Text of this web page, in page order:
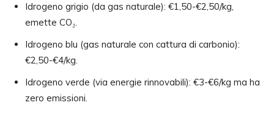
Idrogeno grigio (da gas naturale): €1,50-€2,50/kg,
emette CO₂.
Idrogeno blu (gas naturale con cattura di carbonio):
€2,50-€4/kg.
Idrogeno verde (via energie rinnovabili): €3-€6/kg ma ha
zero emissioni.